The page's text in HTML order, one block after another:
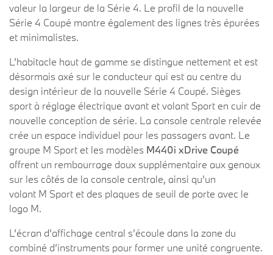
valeur la largeur de la Série 4. Le profil de la nouvelle
Série 4 Coupé montre également des lignes très épurées
et minimalistes.
L’habitacle haut de gamme se distingue nettement et est
désormais axé sur le conducteur qui est au centre du
design intérieur de la nouvelle Série 4 Coupé. Sièges
sport à réglage électrique avant et volant Sport en cuir de
nouvelle conception de série. La console centrale relevée
crée un espace individuel pour les passagers avant. Le
groupe M Sport et les modèles M440i xDrive Coupé
offrent un rembourrage doux supplémentaire aux genoux
sur les côtés de la console centrale, ainsi qu’un
volant M Sport et des plaques de seuil de porte avec le
logo M.
L’écran d’affichage central s’écoule dans la zone du
combiné d’instruments pour former une unité congruente.